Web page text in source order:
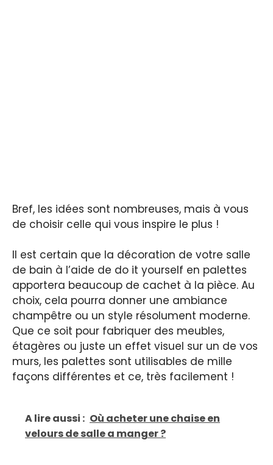
Bref, les idées sont nombreuses, mais à vous
de choisir celle qui vous inspire le plus !
Il est certain que la décoration de votre salle
de bain à l’aide de do it yourself en palettes
apportera beaucoup de cachet à la pièce. Au
choix, cela pourra donner une ambiance
champêtre ou un style résolument moderne.
Que ce soit pour fabriquer des meubles,
étagères ou juste un effet visuel sur un de vos
murs, les palettes sont utilisables de mille
façons différentes et ce, très facilement !
A lire aussi : Où acheter une chaise en
velours de salle a manger ?